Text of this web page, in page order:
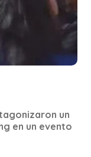
un
en un evento